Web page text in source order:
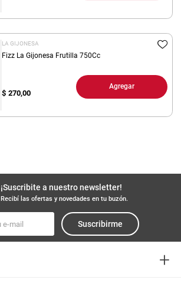
LA GIJONESA
Fizz La Gijonesa Frutilla 750Cc
$ 270,00
Agregar
¡Suscribite a nuestro newsletter!
Recibí las ofertas y novedades en tu buzón.
Suscribirme
+